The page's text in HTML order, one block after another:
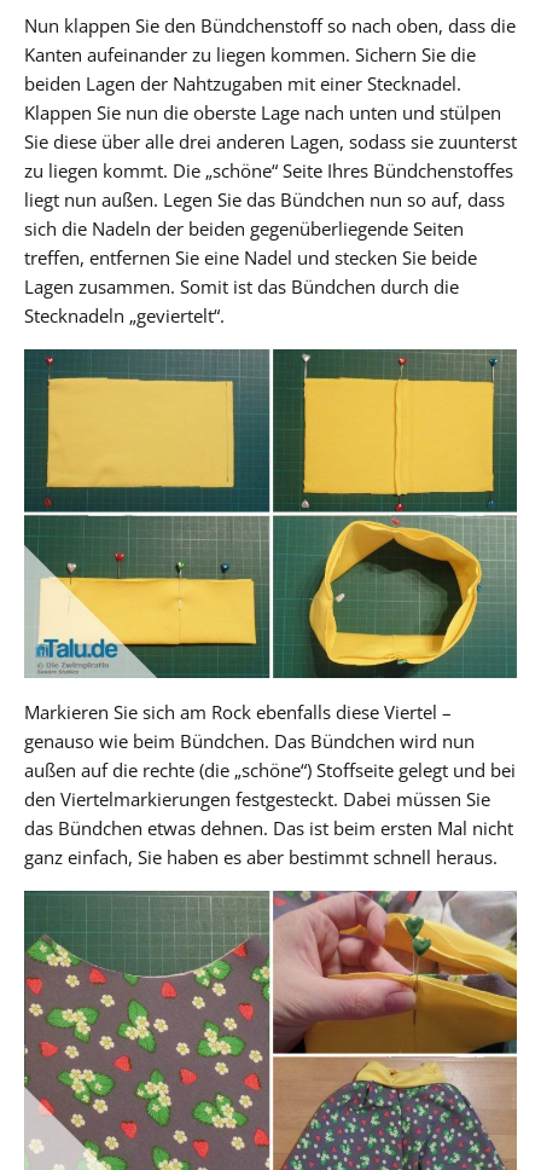
Nun klappen Sie den Bündchenstoff so nach oben, dass die
Kanten aufeinander zu liegen kommen. Sichern Sie die
beiden Lagen der Nahtzugaben mit einer Stecknadel.
Klappen Sie nun die oberste Lage nach unten und stülpen
Sie diese über alle drei anderen Lagen, sodass sie zuunterst
zu liegen kommt. Die „schöne“ Seite Ihres Bündchenstoffes
liegt nun außen. Legen Sie das Bündchen nun so auf, dass
sich die Nadeln der beiden gegenüberliegende Seiten
treffen, entfernen Sie eine Nadel und stecken Sie beide
Lagen zusammen. Somit ist das Bündchen durch die
Stecknadeln „geviertelt“.
Markieren Sie sich am Rock ebenfalls diese Viertel –
genauso wie beim Bündchen. Das Bündchen wird nun
außen auf die rechte (die „schöne“) Stoffseite gelegt und bei
den Viertelmarkierungen festgesteckt. Dabei müssen Sie
das Bündchen etwas dehnen. Das ist beim ersten Mal nicht
ganz einfach, Sie haben es aber bestimmt schnell heraus.